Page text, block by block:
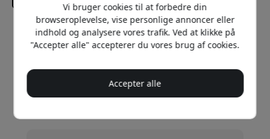
Anbefalet pris
449 DKK
Køb nu
Vi bruger cookies til at forbedre din
browseroplevelse, vise personlige annoncer eller
indhold og analysere vores trafik. Ved at klikke på
"Accepter alle" accepterer du vores brug af cookies.
Accepter alle